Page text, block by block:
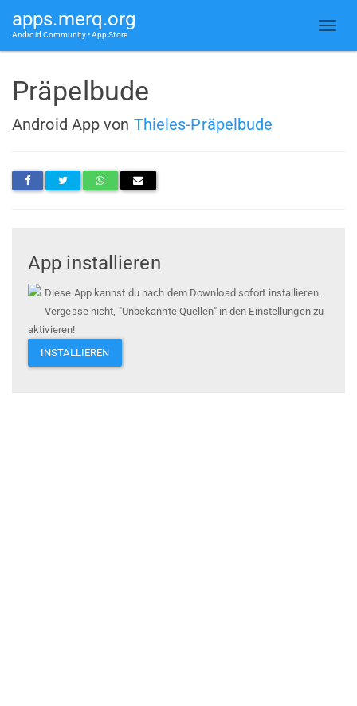
apps.merq.org
Android Community • App Store
Präpelbude
Android App von Thieles-Präpelbude
App installieren
Diese App kannst du nach dem Download sofort installieren.
Vergesse nicht, "Unbekannte Quellen" in den Einstellungen zu
aktivieren!
INSTALLIEREN